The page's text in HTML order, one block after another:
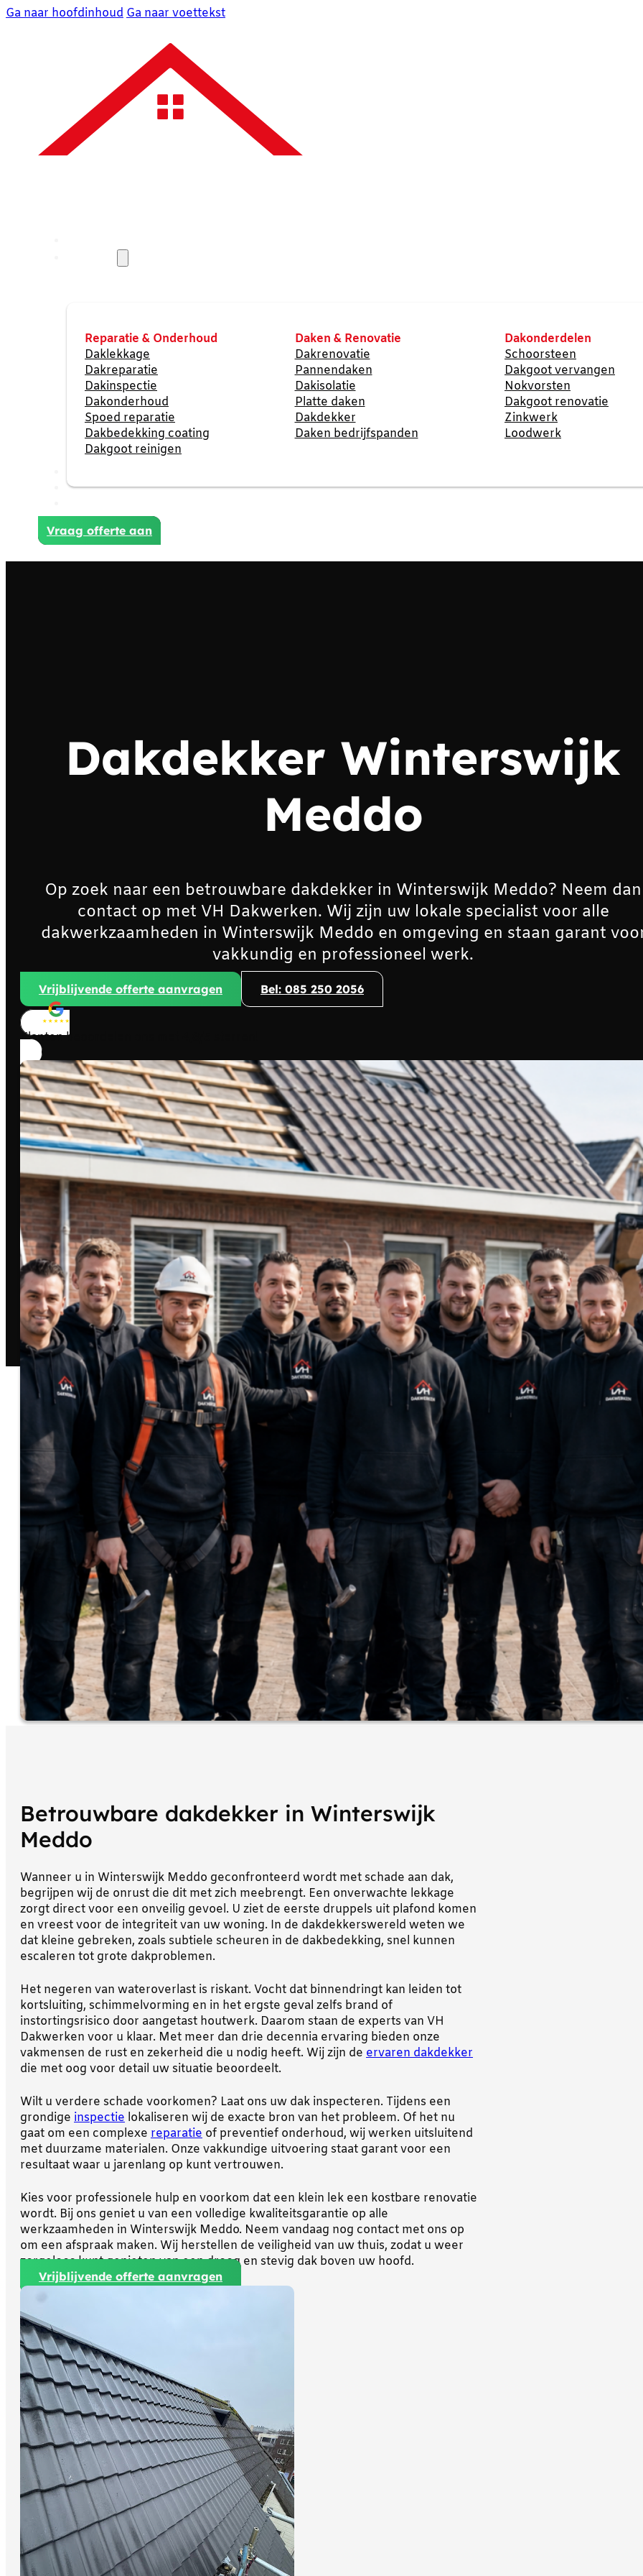
Ga naar hoofdinhoud Ga naar voettekst
Reparatie & Onderhoud
Daklekkage
Dakreparatie
Dakinspectie
Dakonderhoud
Spoed reparatie
Dakbedekking coating
Dakgoot reinigen
Daken & Renovatie
Dakrenovatie
Pannendaken
Dakisolatie
Platte daken
Dakdekker
Daken bedrijfspanden
Dakonderdelen
Schoorsteen
Dakgoot vervangen
Nokvorsten
Dakgoot renovatie
Zinkwerk
Loodwerk
Projecten
Vraag offerte aan
Dakdekker Winterswijk
Meddo
Op zoek naar een betrouwbare dakdekker in Winterswijk Meddo? Neem dan
contact op met VH Dakwerken. Wij zijn uw lokale specialist voor alle
dakwerkzaamheden in Winterswijk Meddo en omgeving en staan garant
vakkundig en professioneel werk.
Vrijblijvende offerte aanvragen Bel: 085 250 2056
Klanten beoordelen ons met
Betrouwbare dakdekker in Winterswijk
Meddo
Wanneer u in Winterswijk Meddo geconfronteerd wordt met schade aan dak,
begrijpen wij de onrust die dit met zich meebrengt. Een onverwachte lekkage
zorgt direct voor een onveilig gevoel. U ziet de eerste druppels uit plafond komen
en vreest voor de integriteit van uw woning. In de dakdekkerswereld weten we
dat kleine gebreken, zoals subtiele scheuren in de dakbedekking, snel kunnen
escaleren tot grote dakproblemen.
Het negeren van wateroverlast is riskant. Vocht dat binnendringt kan leiden tot
kortsluiting, schimmelvorming en in het ergste geval zelfs brand of
instortingsrisico door aangetast houtwerk. Daarom staan de experts van VH
Dakwerken voor u klaar. Met meer dan drie decennia ervaring bieden onze
vakmensen de rust en zekerheid die u nodig heeft. Wij zijn de ervaren dakdekker
die met oog voor detail uw situatie beoordeelt.
Wilt u verdere schade voorkomen? Laat ons uw dak inspecteren. Tijdens een
grondige inspectie lokaliseren wij de exacte bron van het probleem. Of het nu
gaat om een complexe reparatie of preventief onderhoud, wij werken uitsluitend
met duurzame materialen. Onze vakkundige uitvoering staat garant voor een
resultaat waar u jarenlang op kunt vertrouwen.
Kies voor professionele hulp en voorkom dat een klein lek een kostbare renovatie
wordt. Bij ons geniet u van een volledige kwaliteitsgarantie op alle
werkzaamheden in Winterswijk Meddo. Neem vandaag nog contact met ons op
om een afspraak maken. Wij herstellen de veiligheid van uw thuis, zodat u weer
zorgeloos kunt genieten van een droog en stevig dak boven uw hoofd.
Vrijblijvende offerte aanvragen